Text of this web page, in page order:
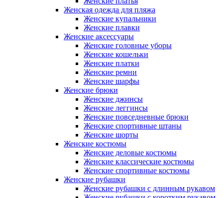
Женская одежда для пляжа
Женские купальники
Женские плавки
Женские аксессуары
Женские головные уборы
Женские кошельки
Женские платки
Женские ремни
Женские шарфы
Женские брюки
Женские джинсы
Женские леггинсы
Женские повседневные брюки
Женские спортивные штаны
Женские шорты
Женские костюмы
Женские деловые костюмы
Женские классические костюмы
Женские спортивные костюмы
Женские рубашки
Женские рубашки с длинным рукавом